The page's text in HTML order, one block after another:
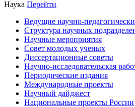
Наука Перейти
Ведущие научно-
Структура научных
Научные мероприятия
Совет молодых ученых
Диссертационные советы
Научно-исследовательская
Периодические издания
Международные проекты
Научный дайджест
Национальные проекты России